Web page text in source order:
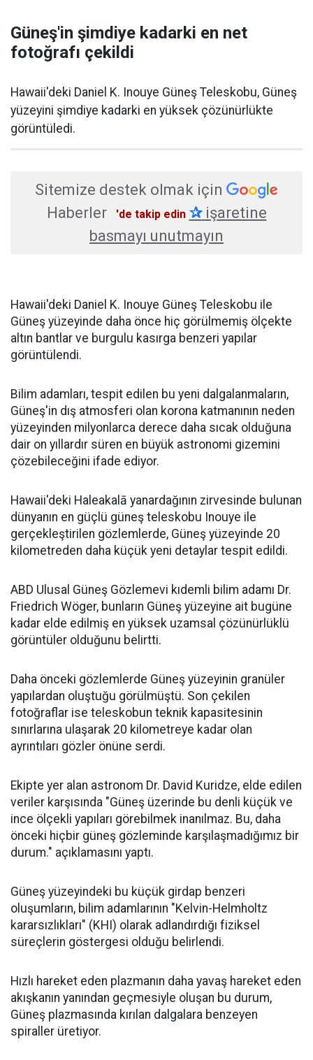
Güneş'in şimdiye kadarki en net
fotoğrafı çekildi
Hawaii'deki Daniel K. Inouye Güneş Teleskobu, Güneş
yüzeyini şimdiye kadarki en yüksek çözünürlükte
görüntüledi.
Sitemize destek olmak için
Haberler
'de takip edin ✰işaretine
basmayı unutmayın
Hawaii'deki Daniel K. Inouye Güneş Teleskobu ile
Güneş yüzeyinde daha önce hiç görülmemiş ölçekte
altın bantlar ve burgulu kasırga benzeri yapılar
görüntülendi.
Bilim adamları, tespit edilen bu yeni dalgalanmaların,
Güneş'in dış atmosferi olan korona katmanının neden
yüzeyinden milyonlarca derece daha sıcak olduğuna
dair on yıllardır süren en büyük astronomi gizemini
çözebileceğini ifade ediyor.
Hawaii'deki Haleakalā yanardağının zirvesinde bulunan
dünyanın en güçlü güneş teleskobu Inouye ile
gerçekleştirilen gözlemlerde, Güneş yüzeyinde 20
kilometreden daha küçük yeni detaylar tespit edildi.
ABD Ulusal Güneş Gözlemevi kıdemli bilim adamı Dr.
Friedrich Wöger, bunların Güneş yüzeyine ait bugüne
kadar elde edilmiş en yüksek uzamsal çözünürlüklü
görüntüler olduğunu belirtti.
Daha önceki gözlemlerde Güneş yüzeyinin granüler
yapılardan oluştuğu görülmüştü. Son çekilen
fotoğraflar ise teleskobun teknik kapasitesinin
sınırlarına ulaşarak 20 kilometreye kadar olan
ayrıntıları gözler önüne serdi.
Ekipte yer alan astronom Dr. David Kuridze, elde edilen
veriler karşısında "Güneş üzerinde bu denli küçük ve
ince ölçekli yapıları görebilmek inanılmaz. Bu, daha
önceki hiçbir güneş gözleminde karşılaşmadığımız bir
durum." açıklamasını yaptı.
Güneş yüzeyindeki bu küçük girdap benzeri
oluşumların, bilim adamlarının "Kelvin-Helmholtz
kararsızlıkları" (KHI) olarak adlandırdığı fiziksel
süreçlerin göstergesi olduğu belirlendi.
Hızlı hareket eden plazmanın daha yavaş hareket eden
akışkanın yanından geçmesiyle oluşan bu durum,
Güneş plazmasında kırılan dalgalara benzeyen
spiraller üretiyor.